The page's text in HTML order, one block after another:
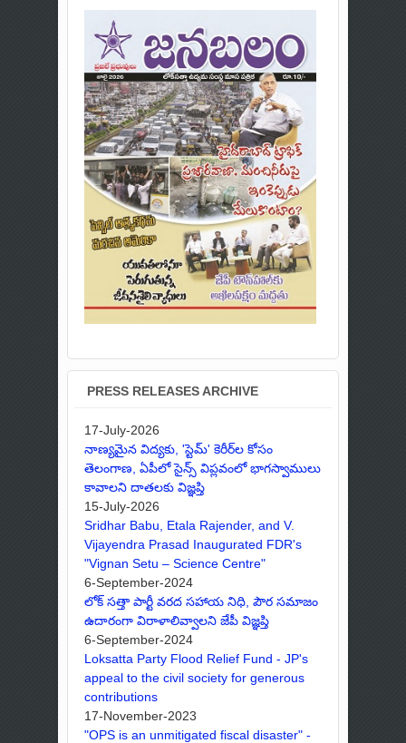
PRESS RELEASES ARCHIVE
17-July-2026
నాణ్యమైన విద్యకు, 'స్టెమ్' కెరీర్‌ల కోసం
తెలంగాణ, ఏపీలో సైన్స్ విప్లవంలో భాగస్వాములు
కావాలని దాతలకు విజ్ఞప్తి
15-July-2026
Sridhar Babu, Etala Rajender, and V.
Vijayendra Prasad Inaugurated FDR's
"Vignan Setu – Science Centre"
6-September-2024
లోక్ సత్తా పార్టీ వరద సహాయ నిధి, పౌర సమాజం
ఉదారంగా విరాళాలివ్వాలని జేపీ విజ్ఞప్తి
6-September-2024
Loksatta Party Flood Relief Fund - JP's
appeal to the civil society for generous
contributions
17-November-2023
"OPS is an unmitigated fiscal disaster" -